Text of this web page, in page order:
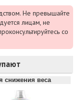
Не превышайте
лицам, не
со
снижения веса